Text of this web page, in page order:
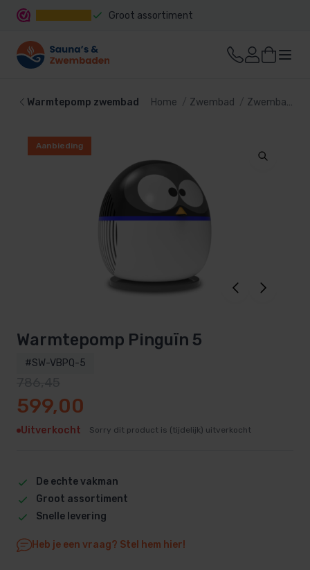
Groot assortiment
Warmtepomp zwembad Home Zwembad Zwembad verwarming
Aanbieding
Warmtepomp Pinguïn 5
#SW-VBPQ-5
599,00
Uitverkocht Sorry dit product is (tijdelijk) uitverkocht
De echte vakman
Groot assortiment
Snelle levering
Heb je een vraag? Stel hem hier!